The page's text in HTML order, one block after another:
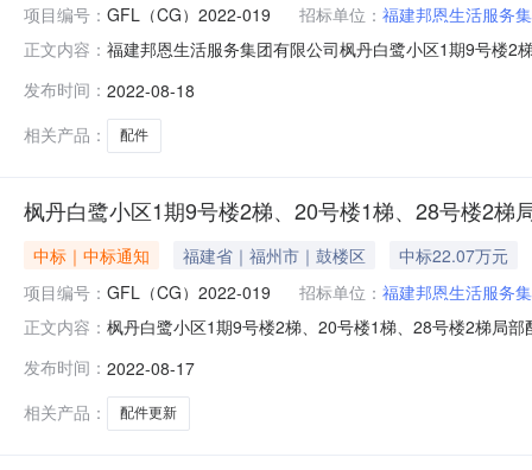
项目编号： GFL（CG）2022-019 招标单位： 福建邦恩生活服务
正文内容： 福建邦恩生活服务集团有限公司枫丹白鹭小区1期9号楼
项：采购公告更正内容：因招标代理单位笔误将招标人
生活服务集团有
发布时间： 2022-08-18
相关产品：
配件
枫丹白鹭小区1期9号楼2梯、20号楼1梯、28号楼2梯
中标｜中标通知 福建省｜福州市｜鼓楼区
中标22.07万元
项目编号： GFL（CG）2022-019 招标单位： 福建邦恩生活服务
正文内容： 枫丹白鹭小区1期9号楼2梯、20号楼1梯、28号楼2梯局
区新店镇坂中路6号泰禾城市广场（一期）2#楼5层09办
发布时间： 2022-08-17
相关产品：
配件更新